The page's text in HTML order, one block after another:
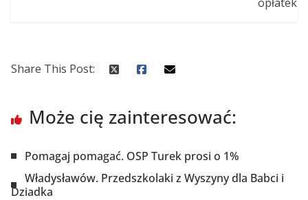
Share This Post:
Może cię zainteresować:
Pomagaj pomagać. OSP Turek prosi o 1%
Władysławów. Przedszkolaki z Wyszyny dla Babci i
Dziadka